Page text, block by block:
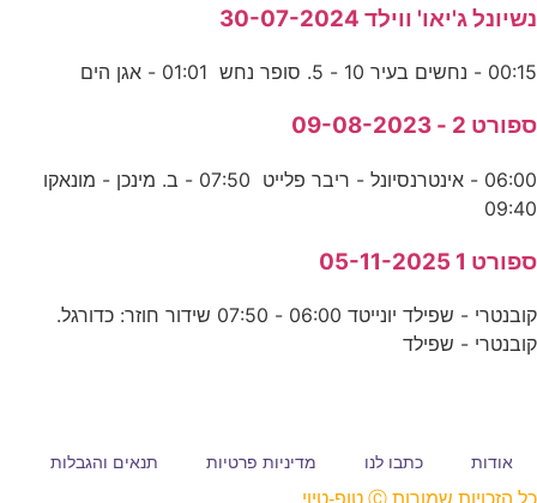
נשיונל ג'יאו' ווילד 30-07-2024
00:15 - נחשים בעיר 10 - 5. סופר נחש 01:01 - אגן הים
ספורט 2 - 09-08-2023
06:00 - אינטרנסיונל - ריבר פלייט 07:50 - ב. מינכן - מונאקו
09:40
ספורט 1 05-11-2025
קובנטרי - שפילד יונייטד 06:00 - 07:50 שידור חוזר: כדורגל.
קובנטרי - שפילד
אודות כתבו לנו מדיניות פרטיות תנאים והגבלות